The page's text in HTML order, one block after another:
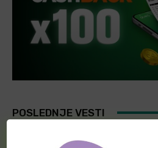
POSLEDNJE VESTI